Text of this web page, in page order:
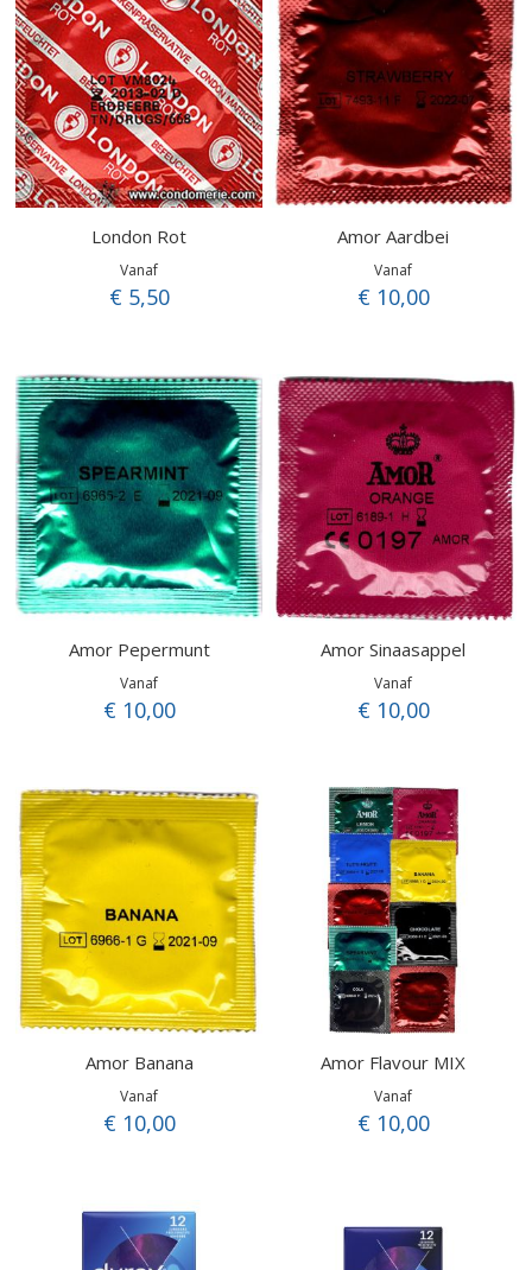
London Rot
Vanaf
€ 5,50
Amor Aardbei
Vanaf
€ 10,00
Amor Pepermunt
Vanaf
€ 10,00
Amor Sinaasappel
Vanaf
€ 10,00
Amor Banana
Vanaf
€ 10,00
Amor Flavour MIX
Vanaf
€ 10,00